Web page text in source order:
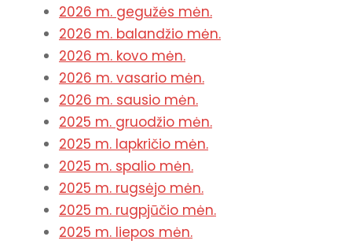
2026 m. gegužės mėn.
2026 m. balandžio mėn.
2026 m. kovo mėn.
2026 m. vasario mėn.
2026 m. sausio mėn.
2025 m. gruodžio mėn.
2025 m. lapkričio mėn.
2025 m. spalio mėn.
2025 m. rugsėjo mėn.
2025 m. rugpjūčio mėn.
2025 m. liepos mėn.